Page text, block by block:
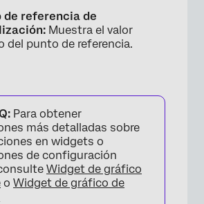
de referencia de
Muestra el valor
del punto de referencia.
Para obtener
más detalladas sobre
en widgets o
de configuración
Widget de gráfico
o Widget de gráfico de